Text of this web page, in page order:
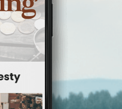
questing śląskie
przygoda
najlepsze questy
Szlak Przygody